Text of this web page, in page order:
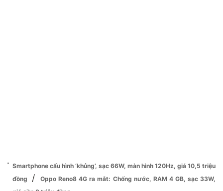
Smartphone cấu hình ‘khủng’, sạc 66W, màn hình 120Hz, giá 10,5 triệu
đồng
/
Oppo Reno8 4G ra mắt: Chống nước, RAM 4 GB, sạc 33W,